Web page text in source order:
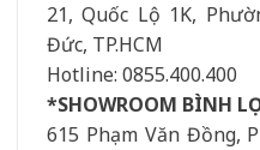
21, Quốc Lộ 1K,
Đức, TP.HCM
Hotline: 0855.400.400
*SHOWROOM BÌNH
615 Phạm Văn Đồng,